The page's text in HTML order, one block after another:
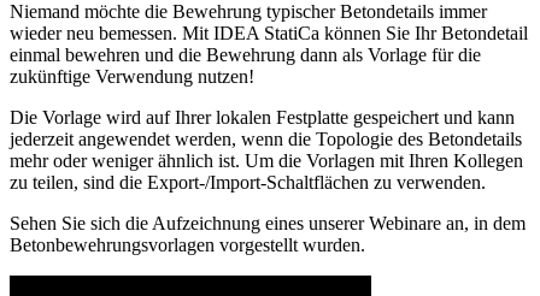
Niemand möchte die Bewehrung typischer Betondetails immer
wieder neu bemessen. Mit IDEA StatiCa können Sie Ihr Betondetail
einmal bewehren und die Bewehrung dann als Vorlage für die
zukünftige Verwendung nutzen!
Die Vorlage wird auf Ihrer lokalen Festplatte gespeichert und kann
jederzeit angewendet werden, wenn die Topologie des Betondetails
mehr oder weniger ähnlich ist. Um die Vorlagen mit Ihren Kollegen
zu teilen, sind die Export-/Import-Schaltflächen zu verwenden.
Sehen Sie sich die Aufzeichnung eines unserer Webinare an, in dem
Betonbewehrungsvorlagen vorgestellt wurden.